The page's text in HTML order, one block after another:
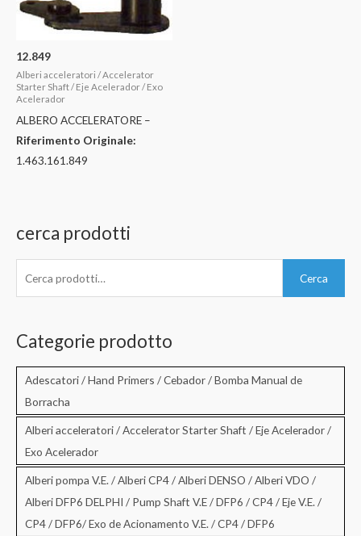
12.849
Alberi acceleratori / Accelerator
Starter Shaft / Eje Acelerador / Exo
Acelerador
ALBERO ACCELERATORE –
Riferimento Originale:
1.463.161.849
cerca prodotti
c
Cerca
Categorie prodotto
Adescatori / Hand Primers / Cebador / Bomba Manual de
Borracha
Alberi acceleratori / Accelerator Starter Shaft / Eje Acelerador /
Exo Acelerador
Alberi pompa V.E. / Alberi CP4 / Alberi DENSO / Alberi VDO /
Alberi DFP6 DELPHI / Pump Shaft V.E / DFP6 / CP4 / Eje V.E. /
CP4 / DFP6/ Exo de Acionamento V.E. / CP4 / DFP6